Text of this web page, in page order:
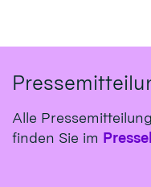
Alle
finden Sie im